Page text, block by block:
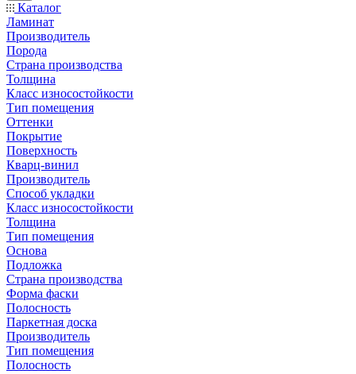
Каталог
Ламинат
Производитель
Порода
Страна производства
Толщина
Класс износостойкости
Тип помещения
Оттенки
Покрытие
Поверхность
Кварц-винил
Производитель
Способ укладки
Класс износостойкости
Толщина
Тип помещения
Основа
Подложка
Страна производства
Форма фаски
Полосность
Паркетная доска
Производитель
Тип помещения
Полосность